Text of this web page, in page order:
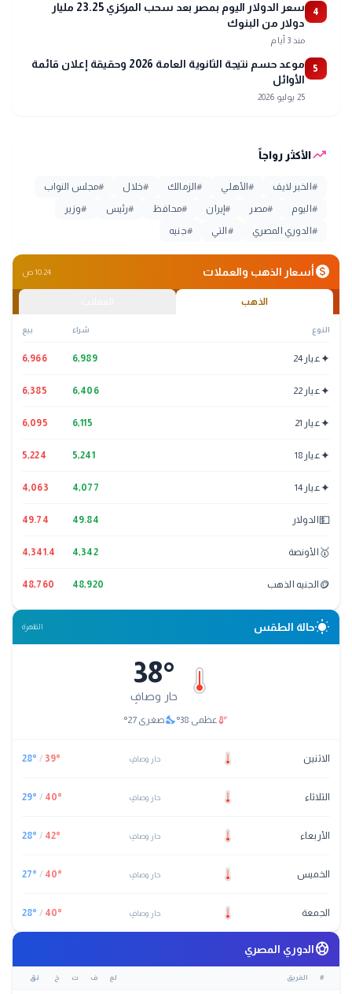
4
سعر الدولار اليوم بمصر بعد سحب المركزي 23.25 مليار
دولار من البنوك
منذ 3 أيام
5
موعد حسم نتيجة الثانوية العامة 2026 وحقيقة إعلان قائمة
الأوائل
25 يوليو 2026
trending_upالأكثر رواجاً
# الخبر لايف #الأهلي #الزمالك #خلال #مجلس النواب
# اليوم #مصر #إيران #محافظ #رئيس #وزير
# الدوري المصري # التي #جنيه
monetization_onأسعار الذهب والعملات 10:24 ص
الذهب
النوع شراء بيع
✦عيار 24 6,989
6,966
✦عيار 22 6,406
6,385
✦عيار 21 6,115
6,095
✦عيار 18 5,241
5,224
✦عيار 14 4,077
4,063
💵 الدولار 49.84
49.74
🥇 الأونصة 4,342
4,341.4
🪙 الجنيه الذهب 48,920
48,760
wb_sunnyحالة الطقس القاهرة
38°
حار وصافٍ
thermostatعظمى 38
°
nights_stayصغرى 27
°
الاثنين حار وصافٍ 39°
/
28°
الثلاثاء حار وصافٍ 40°
/
29°
الأربعاء حار وصافٍ 42°
/
28°
الخميس حار وصافٍ 40°
/
27°
الجمعة حار وصافٍ 40°
/
28°
sports_soccerالدوري المصري
# الفريق لع ف ت خ نق